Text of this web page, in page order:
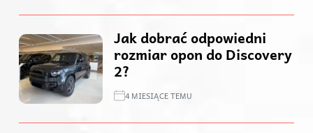
Jak dobrać odpowiedni
rozmiar opon do Discovery
2?
4 MIESIĄCE TEMU